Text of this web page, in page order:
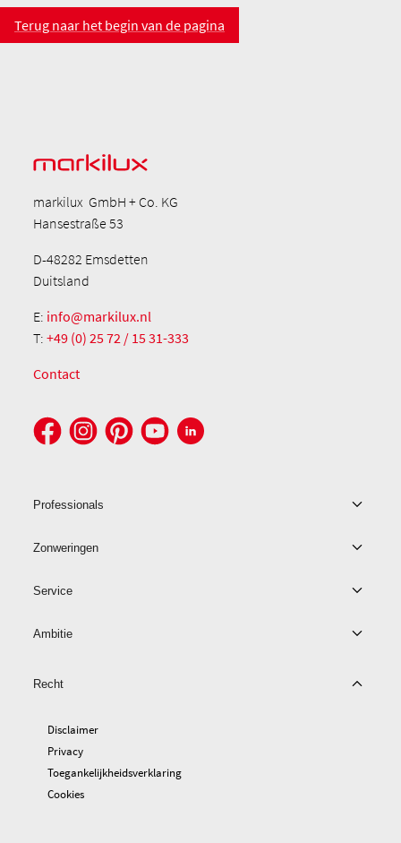
Terug naar het begin van de pagina
markilux GmbH + Co. KG
Hansestraße 53
D-48282 Emsdetten
Duitsland
E: info@markilux.nl
T:+49 (0) 25 72 / 15 31-333
Contact
Professionals
Zonweringen
Service
Ambitie
Recht
Disclaimer
Privacy
Toegankelijkheidsverklaring
Cookies